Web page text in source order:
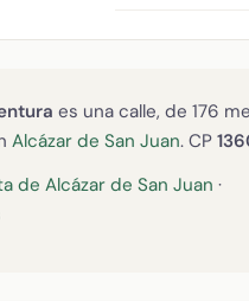
es una calle, de 176
Alcázar de San Juan. CP
de Alcázar de San Juan ·